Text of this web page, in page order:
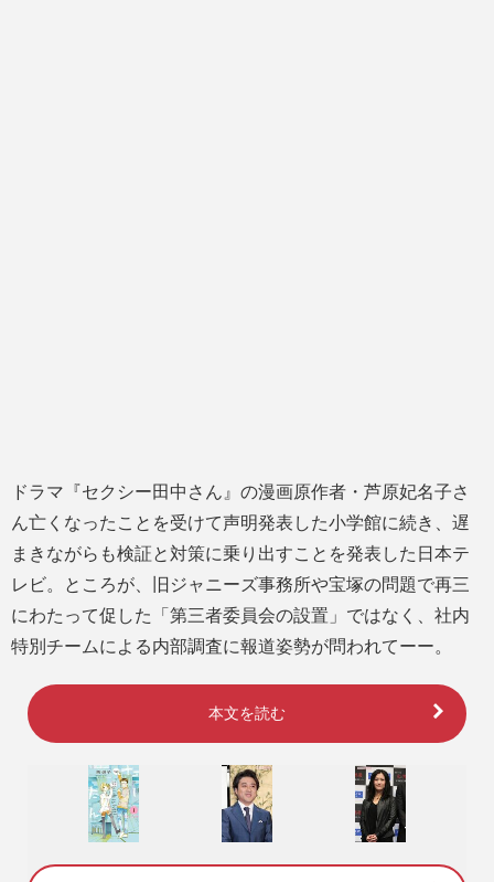
ドラマ『セクシー田中さん』の漫画原作者・芦原妃名子さ
ん亡くなったことを受けて声明発表した小学館に続き、遅
まきながらも検証と対策に乗り出すことを発表した日本テ
レビ。ところが、旧ジャニーズ事務所や宝塚の問題で再三
にわたって促した「第三者委員会の設置」ではなく、社内
特別チームによる内部調査に報道姿勢が問われてーー。
本文を読む